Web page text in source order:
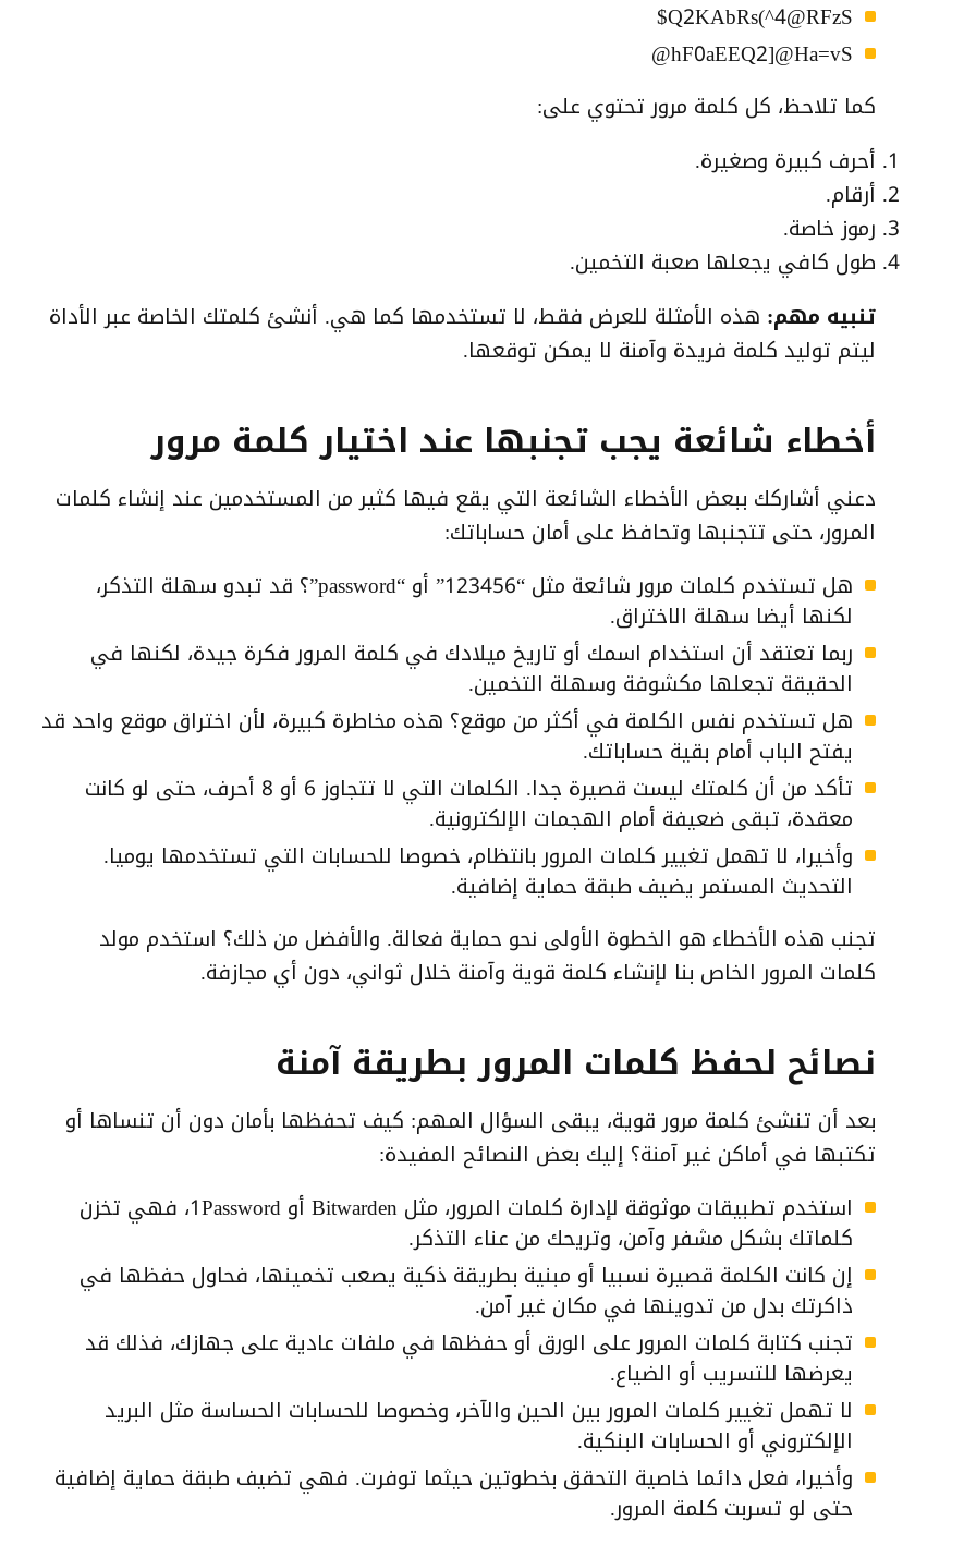
Q2KAbRs(^4@RFzS$
hF0aEEQ2]@Ha=vS@
كما تلاحظ، كل كلمة مرور تحتوي على:
أحرف كبيرة وصغيرة.
أرقام.
رموز خاصة.
طول كافي يجعلها صعبة التخمين.
تنبيه مهم: هذه الأمثلة للعرض فقط، لا تستخدمها كما هي. أنشئ كلمتك الخاصة عبر الأداة
ليتم توليد كلمة فريدة وآمنة لا يمكن توقعها.
أخطاء شائعة يجب تجنبها عند اختيار كلمة مرور
دعني أشاركك ببعض الأخطاء الشائعة التي يقع فيها كثير من المستخدمين عند إنشاء كلمات
المرور، حتى تتجنبها وتحافظ على أمان حساباتك:
هل تستخدم كلمات مرور شائعة مثل “123456” أو “password”؟ قد تبدو سهلة التذكر،
لكنها أيضا سهلة الاختراق.
ربما تعتقد أن استخدام اسمك أو تاريخ ميلادك في كلمة المرور فكرة جيدة، لكنها في
الحقيقة تجعلها مكشوفة وسهلة التخمين.
هل تستخدم نفس الكلمة في أكثر من موقع؟ هذه مخاطرة كبيرة، لأن اختراق موقع واحد قد
يفتح الباب أمام بقية حساباتك.
تأكد من أن كلمتك ليست قصيرة جدا. الكلمات التي لا تتجاوز 6 أو 8 أحرف، حتى لو كانت
معقدة، تبقى ضعيفة أمام الهجمات الإلكترونية.
وأخيرا، لا تهمل تغيير كلمات المرور بانتظام، خصوصا للحسابات التي تستخدمها يوميا.
التحديث المستمر يضيف طبقة حماية إضافية.
تجنب هذه الأخطاء هو الخطوة الأولى نحو حماية فعالة. والأفضل من ذلك؟ استخدم مولد
كلمات المرور الخاص بنا لإنشاء كلمة قوية وآمنة خلال ثواني، دون أي مجازفة.
نصائح لحفظ كلمات المرور بطريقة آمنة
بعد أن تنشئ كلمة مرور قوية، يبقى السؤال المهم: كيف تحفظها بأمان دون أن تنساها أو
تكتبها في أماكن غير آمنة؟ إليك بعض النصائح المفيدة:
استخدم تطبيقات موثوقة لإدارة كلمات المرور، مثل Bitwarden أو 1Password، فهي تخزن
كلماتك بشكل مشفر وآمن، وتريحك من عناء التذكر.
إن كانت الكلمة قصيرة نسبيا أو مبنية بطريقة ذكية يصعب تخمينها، فحاول حفظها في
ذاكرتك بدل من تدوينها في مكان غير آمن.
تجنب كتابة كلمات المرور على الورق أو حفظها في ملفات عادية على جهازك، فذلك قد
يعرضها للتسريب أو الضياع.
لا تهمل تغيير كلمات المرور بين الحين والآخر، وخصوصا للحسابات الحساسة مثل البريد
الإلكتروني أو الحسابات البنكية.
وأخيرا، فعل دائما خاصية التحقق بخطوتين حيثما توفرت. فهي تضيف طبقة حماية إضافية
حتى لو تسربت كلمة المرور.